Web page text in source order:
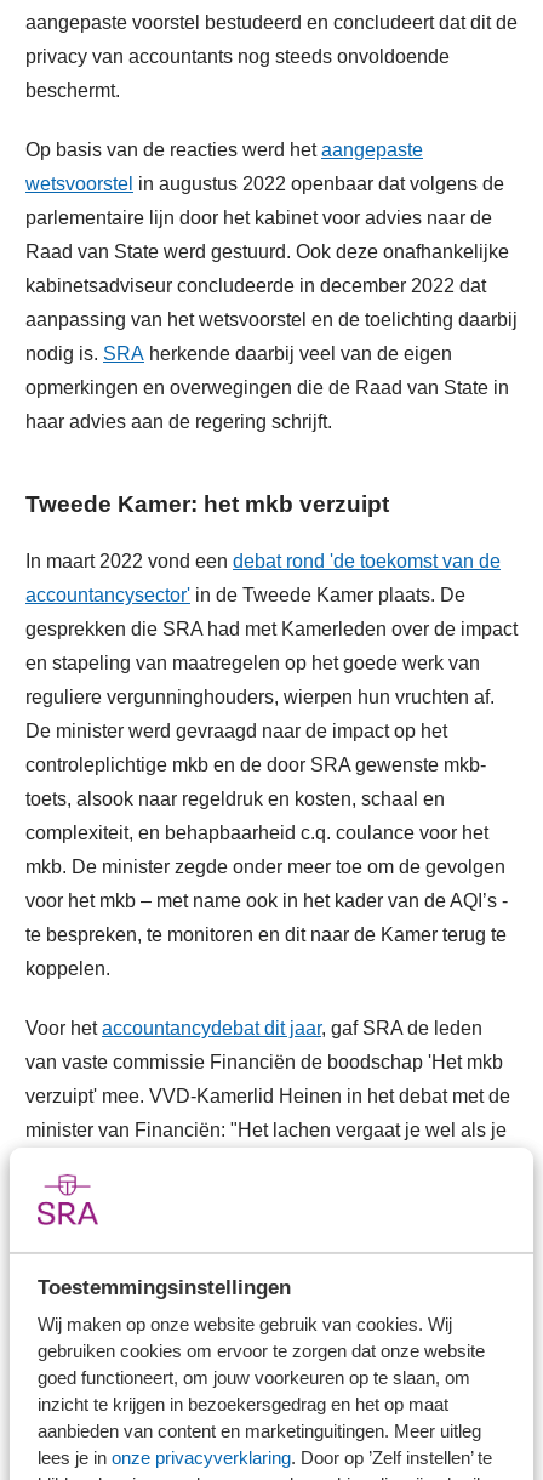
Toestemmingsinstellingen
Wij maken op onze website gebruik van cookies. Wij
gebruiken cookies om ervoor te zorgen dat onze website
goed functioneert, om jouw voorkeuren op te slaan, om
inzicht te krijgen in bezoekersgedrag en het op maat
aanbieden van content en marketinguitingen. Meer uitleg
lees je in onze privacyverklaring. Door op ’Zelf instellen’ te
aangepaste voorstel bestudeerd en concludeert dat dit de
privacy van accountants nog steeds onvoldoende
beschermt.
Op basis van de reacties werd hetaangepaste
wetsvoorstel in augustus 2022 openbaar dat volgens de
parlementaire lijn door het kabinet voor advies naar de
Raad van State werd gestuurd. Ook deze onafhankelijke
kabinetsadviseur concludeerde in december 2022 dat
aanpassing van het wetsvoorstel en de toelichting daarbij
nodig is. SRA herkende daarbij veel van de eigen
opmerkingen en overwegingen die de Raad van State in
haar advies aan de regering schrijft.
Tweede Kamer: het mkb verzuipt
In maart 2022 vond een debat rond 'de toekomst van de
accountancysector' in de Tweede Kamer plaats. De
gesprekken die SRA had met Kamerleden over de impact
en stapeling van maatregelen op het goede werk van
reguliere vergunninghouders, wierpen hun vruchten af.
De minister werd gevraagd naar de impact op het
controleplichtige mkb en de door SRA gewenste mkb-
toets, alsook naar regeldruk en kosten, schaal en
complexiteit, en behapbaarheid c.q. coulance voor het
mkb. De minister zegde onder meer toe om de gevolgen
voor het mkb – met name ook in het kader van de AQI’s -
te bespreken, te monitoren en dit naar de Kamer terug te
koppelen.
Voor hetaccountancydebat dit jaar, gaf SRA de leden
van vaste commissie Financiën de boodschap 'Het mkb
verzuipt' mee. VVD-Kamerlid Heinen in het debat met de
minister van Financiën: "Het lachen vergaat je wel als je
accountantskantoren. Nog meer regeldruk, werkdruk,
hogere kosten, een afvinkcultuur en een leegloop uit de
het hele mkb in de problemen." Minister Kaag zegde
onder andere toe te bekijken hoe zij de verscheidenheid
en diversiteit van de inmiddels 229 tellende reguliere
vergunninghouders kan waarborgen bij de indiening van
een wetsvoorstel. "Dat is ook van belang voor de mkb-
ondernemer."